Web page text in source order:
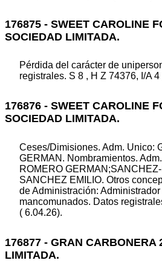
176875 - SWEET CAROLINE
SOCIEDAD LIMITADA.
Pérdida del carácter de
registrales. S 8 , H Z 74376, I/A 4
176876 - SWEET CAROLINE
SOCIEDAD LIMITADA.
Ceses/Dimisiones. Adm. Unico:
GERMAN. Nombramientos.
ROMERO
SANCHEZ EMILIO. Otros
de Administración:
mancomunados. Datos
( 6.04.26).
176877 - GRAN CARBONERA
LIMITADA.